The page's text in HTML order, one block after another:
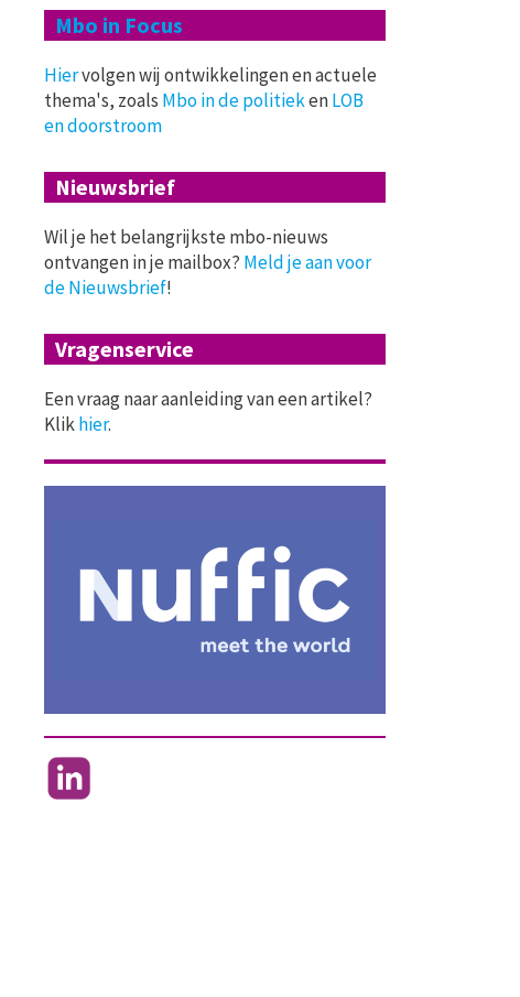
Mbo in Focus
Hiervolgen wij ontwikkelingen en actuele
thema's, zoals Mbo in de politiekenLOB
en doorstroom
Nieuwsbrief
Wil je het belangrijkste mbo-nieuws
ontvangen in je mailbox? Meld je aan voor
de Nieuwsbrief!
Vragenservice
Een vraag naar aanleiding van een artikel?
Klikhier.